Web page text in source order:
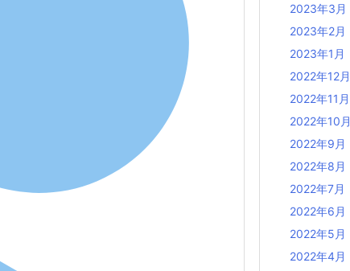
2023年3月
2023年2月
2023年1月
2022年12月
2022年11月
2022年10月
2022年9月
2022年8月
2022年7月
2022年6月
2022年5月
2022年4月